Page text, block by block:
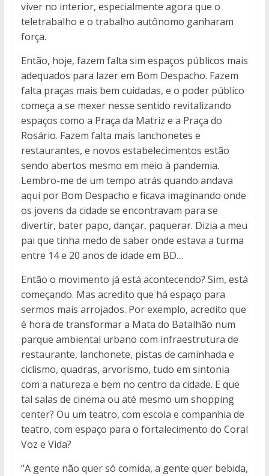
viver no interior, especialmente agora que o
teletrabalho e o trabalho autônomo ganharam
força.
Então, hoje, fazem falta sim espaços públicos mais
adequados para lazer em Bom Despacho. Fazem
falta praças mais bem cuidadas, e o poder público
começa a se mexer nesse sentido revitalizando
espaços como a Praça da Matriz e a Praça do
Rosário. Fazem falta mais lanchonetes e
restaurantes, e novos estabelecimentos estão
sendo abertos mesmo em meio à pandemia.
Lembro-me de um tempo atrás quando andava
aqui por Bom Despacho e ficava imaginando onde
os jovens da cidade se encontravam para se
divertir, bater papo, dançar, paquerar. Dizia a meu
pai que tinha medo de saber onde estava a turma
entre 14 e 20 anos de idade em BD…
Então o movimento já está acontecendo? Sim, está
começando. Mas acredito que há espaço para
sermos mais arrojados. Por exemplo, acredito que
é hora de transformar a Mata do Batalhão num
parque ambiental urbano com infraestrutura de
restaurante, lanchonete, pistas de caminhada e
ciclismo, quadras, arvorismo, tudo em sintonia
com a natureza e bem no centro da cidade. E que
tal salas de cinema ou até mesmo um shopping
center? Ou um teatro, com escola e companhia de
teatro, com espaço para o fortalecimento do Coral
Voz e Vida?
“A gente não quer só comida, a gente quer bebida,